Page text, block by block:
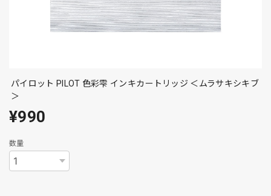
パイロット PILOT 色彩雫 インキカートリッジ ＜ムラサキシキブ
＞
¥990
数量